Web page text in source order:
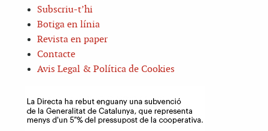
Subscriu-t’hi
Botiga en línia
Revista en paper
Contacte
Avis Legal & Política de Cookies